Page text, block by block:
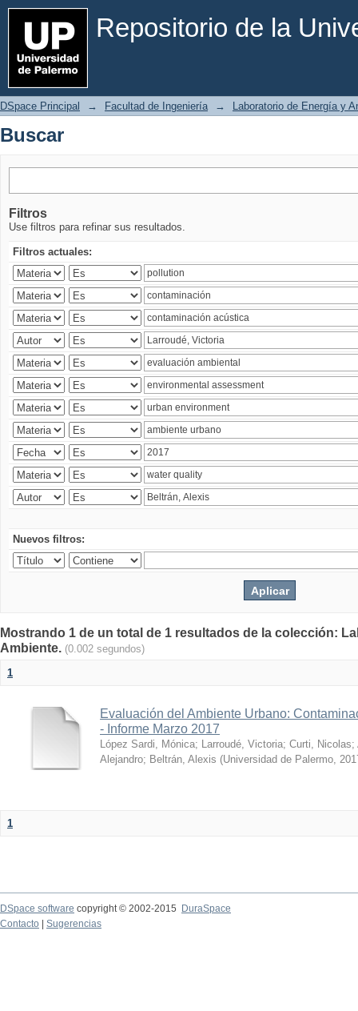
Repositorio de la
Buscar
DSpace Principal → Facultad de Ingeniería → Laboratorio de Energía y
Buscar
Filtros
Use filtros para refinar sus resultados.
Filtros actuales:
Nuevos filtros:
Mostrando 1 de un total de 1 resultados de la colección:
Ambiente. (0.002 segundos)
1
Evaluación del Ambiente Urbano:
- Informe Marzo 2017
López Sardi, Mónica; Larroudé, Victoria; Curti, Nicolas;
Alejandro; Beltrán, Alexis (Universidad de Palermo,
1
DSpace software copyright © 2002-2015
DuraSpace
Contacto
Sugerencias